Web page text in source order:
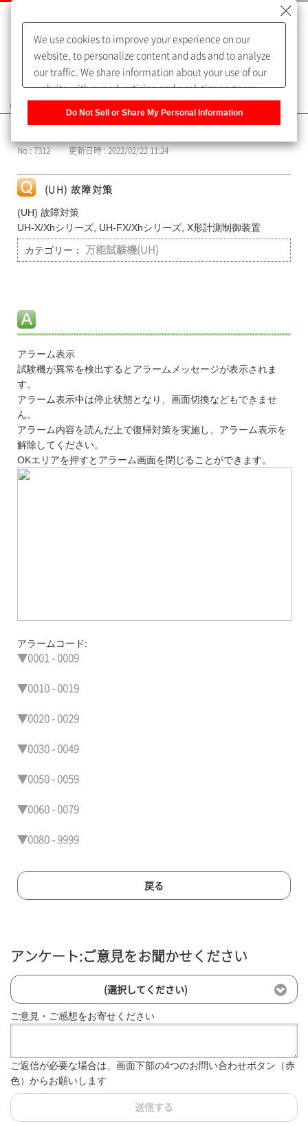
よくあるご質問（FAQ）
No : 7312 更新日時 : 2022/02/22 11:24
(UH) 故障対策
(UH) 故障対策
UH-X/Xhシリーズ, UH-FX/Xhシリーズ, X形計測制御装置
カテゴリー： 万能試験機(UH)
アラーム表示
試験機が異常を検出するとアラームメッセージが表示されま
す。
アラーム表示中は停止状態となり、画面切換などもできませ
ん。
アラーム内容を読んだ上で復帰対策を実施し、アラーム表示を
解除してください。
OKエリアを押すとアラーム画面を閉じることができます。
アラームコード:
▼0001 - 0009
▼0010 - 0019
▼0020 - 0029
▼0030 - 0049
▼0050 - 0059
▼0060 - 0079
▼0080 - 9999
戻る
アンケート:ご意見をお聞かせください
(選択してください)
ご意見・ご感想をお寄せください
ご返信が必要な場合は、画面下部の4つのお問い合わせボタン（赤
色）からお願いします
送信する
We use cookies to improve your experience on our
website, to personalize content and ads and to analyze
our traffic. We share information about your use of our
website with our advertising and analytics partners,
of our sharing information about you with our partners.
Information] to customize your cookie settings on our
Do Not Sell or Share My Personal Information